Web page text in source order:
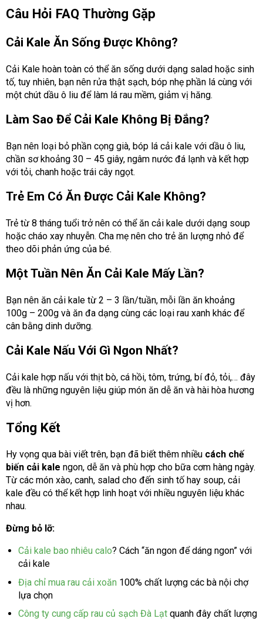
Câu Hỏi FAQ Thường Gặp
Cải Kale Ăn Sống Được Không?
Cải Kale hoàn toàn có thể ăn sống dưới dạng salad hoặc sinh
tố, tuy nhiên, bạn nên rửa thật sạch, bóp nhẹ phần lá cùng với
một chút dầu ô liu để làm lá rau mềm, giảm vị hăng.
Làm Sao Để Cải Kale Không Bị Đắng?
Bạn nên loại bỏ phần cọng già, bóp lá cải kale với dầu ô liu,
chần sơ khoảng 30 – 45 giây, ngâm nước đá lạnh và kết hợp
với tỏi, chanh hoặc trái cây ngọt.
Trẻ Em Có Ăn Được Cải Kale Không?
Trẻ từ 8 tháng tuổi trở nên có thể ăn cải kale dưới dạng soup
hoặc cháo xay nhuyễn. Cha mẹ nên cho trẻ ăn lượng nhỏ để
theo dõi phản ứng của bé.
Một Tuần Nên Ăn Cải Kale Mấy Lần?
Bạn nên ăn cải kale từ 2 – 3 lần/tuần, mỗi lần ăn khoảng
100g – 200g và ăn đa dạng cùng các loại rau xanh khác để
cân bằng dinh dưỡng.
Cải Kale Nấu Với Gì Ngon Nhất?
Cải kale hợp nấu với thịt bò, cá hồi, tôm, trứng, bí đỏ, tỏi,… đây
đều là những nguyên liệu giúp món ăn dễ ăn và hài hòa hương
vị hơn.
Tổng Kết
Hy vọng qua bài viết trên, bạn đã biết thêm nhiều cách chế
biến cải kale ngon, dễ ăn và phù hợp cho bữa cơm hàng ngày.
Từ các món xào, canh, salad cho đến sinh tố hay soup, cải
kale đều có thể kết hợp linh hoạt với nhiều nguyên liệu khác
nhau.
Đừng bỏ lỡ:
Cải kale bao nhiêu calo? Cách “ăn ngon để dáng ngon” với
cải kale
Địa chỉ mua rau cải xoăn 100% chất lượng các bà nội chợ
lựa chọn
Công ty cung cấp rau củ sạch Đà Lạtquanh đây chất lượng